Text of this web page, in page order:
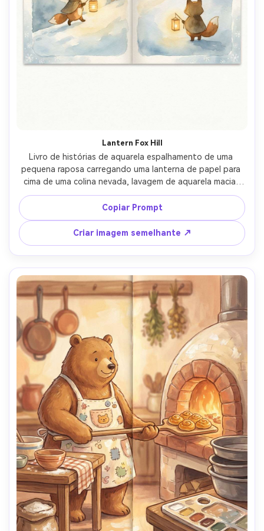
Lantern Fox Hill
Livro de histórias de aquarela espalhamento de uma
pequena raposa carregando uma lanterna de papel para
cima de uma colina nevada, lavagem de aquarela macia,
iluminação quente para dormir, textura desenhada à mão,
neve queda suave, formas simples para a legibilidade das
crianças, design de personagens consistente através das
páginas, espaço para texto no topo, lente de 85mm,
profundidade de campo rasa- -ar 4:5
Copiar Prompt
Criar imagem semelhante ↗